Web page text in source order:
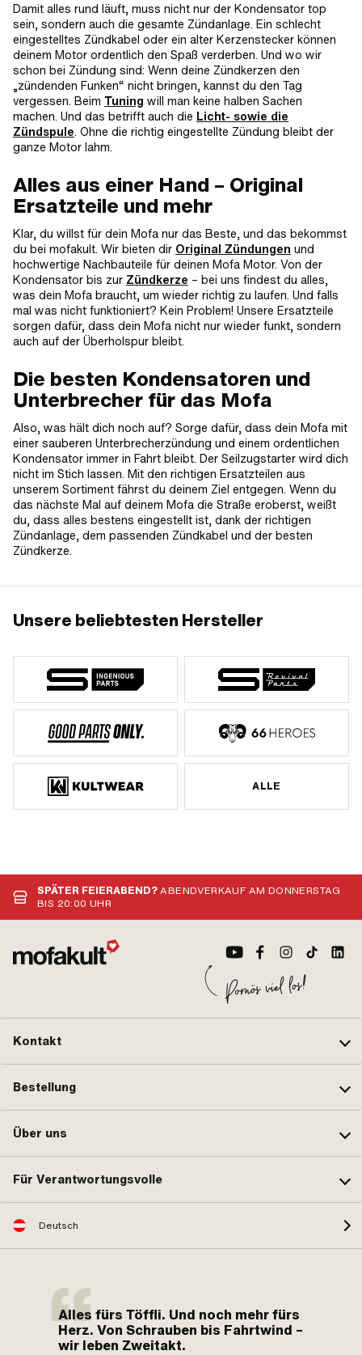
Damit alles rund läuft, muss nicht nur der Kondensator top
sein, sondern auch die gesamte Zündanlage. Ein schlecht
eingestelltes Zündkabel oder ein alter Kerzenstecker können
deinem Motor ordentlich den Spaß verderben. Und wo wir
schon bei Zündung sind: Wenn deine Zündkerzen den
„zündenden Funken“ nicht bringen, kannst du den Tag
vergessen. Beim Tuning will man keine halben Sachen
machen. Und das betrifft auch die Licht- sowie die
Zündspule. Ohne die richtig eingestellte Zündung bleibt der
ganze Motor lahm.
Alles aus einer Hand – Original
Ersatzteile und mehr
Klar, du willst für dein Mofa nur das Beste, und das bekommst
du bei mofakult. Wir bieten dir Original Zündungen und
hochwertige Nachbauteile für deinen Mofa Motor. Von der
Kondensator bis zur Zündkerze – bei uns findest du alles,
was dein Mofa braucht, um wieder richtig zu laufen. Und falls
mal was nicht funktioniert? Kein Problem! Unsere Ersatzteile
sorgen dafür, dass dein Mofa nicht nur wieder funkt, sondern
auch auf der Überholspur bleibt.
Die besten Kondensatoren und
Unterbrecher für das Mofa
Also, was hält dich noch auf? Sorge dafür, dass dein Mofa mit
einer sauberen Unterbrecherzündung und einem ordentlichen
Kondensator immer in Fahrt bleibt. Der Seilzugstarter wird dich
nicht im Stich lassen. Mit den richtigen Ersatzteilen aus
unserem Sortiment fährst du deinem Ziel entgegen. Wenn du
das nächste Mal auf deinem Mofa die Straße eroberst, weißt
du, dass alles bestens eingestellt ist, dank der richtigen
Zündanlage, dem passenden Zündkabel und der besten
Zündkerze.
Unsere beliebtesten Hersteller
ALLE
SPÄTER FEIERABEND?ABENDVERKAUF AM DONNERSTAG
BIS 20:00 UHR
Kontakt
Bestellung
Über uns
Für Verantwortungsvolle
Deutsch
Alles fürs Töffli. Und noch mehr fürs
Herz. Von Schrauben bis Fahrtwind –
wir leben Zweitakt.